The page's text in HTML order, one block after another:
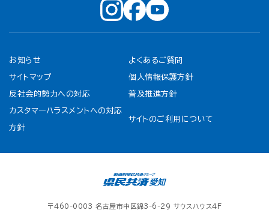
お知らせ よくあるご質問
サイトマップ 個人情報保護方針
反社会的勢力への対応 普及推進方針
カスタマーハラスメントへの対応
方針
サイトのご利用について
〒460-0003 名古屋市中区錦3-6-29 サウスハウス4F